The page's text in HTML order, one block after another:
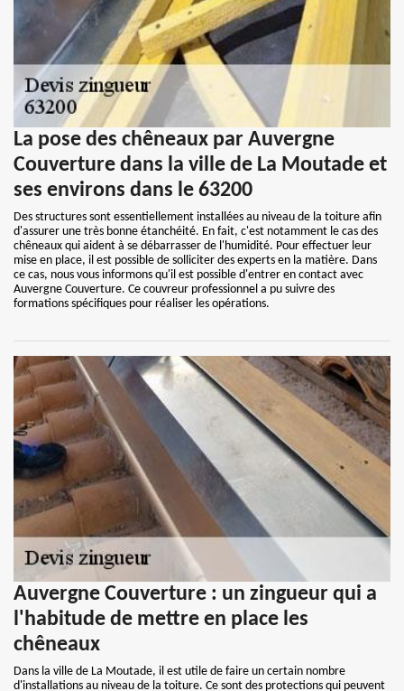
La pose des chêneaux par Auvergne
Couverture dans la ville de La Moutade et
ses environs dans le 63200
Des structures sont essentiellement installées au niveau de la toiture afin
d'assurer une très bonne étanchéité. En fait, c'est notamment le cas des
chêneaux qui aident à se débarrasser de l'humidité. Pour effectuer leur
mise en place, il est possible de solliciter des experts en la matière. Dans
ce cas, nous vous informons qu'il est possible d'entrer en contact avec
Auvergne Couverture. Ce couvreur professionnel a pu suivre des
formations spécifiques pour réaliser les opérations.
Auvergne Couverture : un zingueur qui a
l'habitude de mettre en place les
chêneaux
Dans la ville de La Moutade, il est utile de faire un certain nombre
d'installations au niveau de la toiture. Ce sont des protections qui peuvent